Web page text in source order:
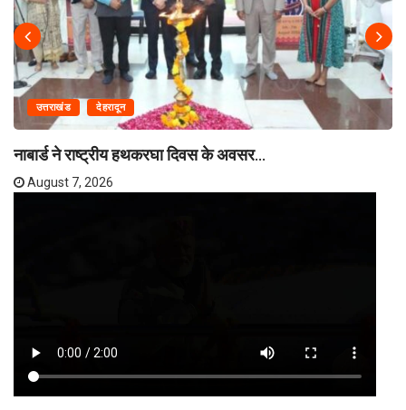
उत्तराखंड देहरादून
नाबार्ड ने राष्ट्रीय हथकरघा दिवस के अवसर...
August 7, 2026